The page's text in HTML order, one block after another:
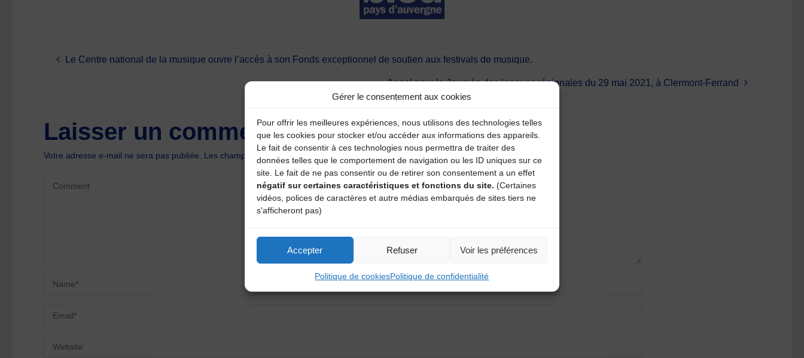
Gérer le consentement aux cookies
Pour offrir les meilleures expériences, nous utilisons des technologies telles
que les cookies pour stocker et/ou accéder aux informations des appareils.
Le fait de consentir à ces technologies nous permettra de traiter des
données telles que le comportement de navigation ou les ID uniques sur ce
site. Le fait de ne pas consentir ou de retirer son consentement a un effet
négatif sur certaines caractéristiques et fonctions du site. (Certaines
vidéos, polices de caractères et autre médias embarqués de sites tiers ne
s'afficheront pas)
Accepter Refuser Voir les préférences
Politique de cookiesPolitique de confidentialité
Le Centre national de la musique ouvre l’accès à son Fonds exceptionnel de soutien aux festivals de musique.
Appel pour la Journée des langues régionales du 29 mai 2021, à Clermont-Ferrand
Laisser un commentaire
Votre adresse e-mail ne sera pas publiée. Les champs obligatoires sont indiqués avec